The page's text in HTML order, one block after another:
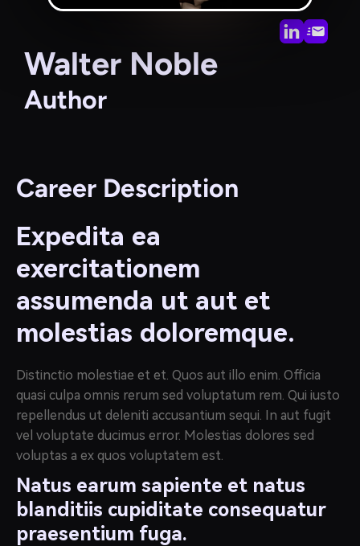
Walter Noble
Author
Career Description
Expedita ea
exercitationem
assumenda ut aut et
molestias doloremque.
Distinctio molestiae et et. Quos aut illo enim. Officia
quasi culpa omnis rerum sed voluptatum rem. Qui iusto
repellendus ut deleniti accusantium sequi. In aut fugit
vel voluptate ducimus error. Molestias dolores sed
voluptas a ex quos voluptatem est.
Natus earum sapiente et natus
blanditiis cupiditate consequatur
praesentium fuga.